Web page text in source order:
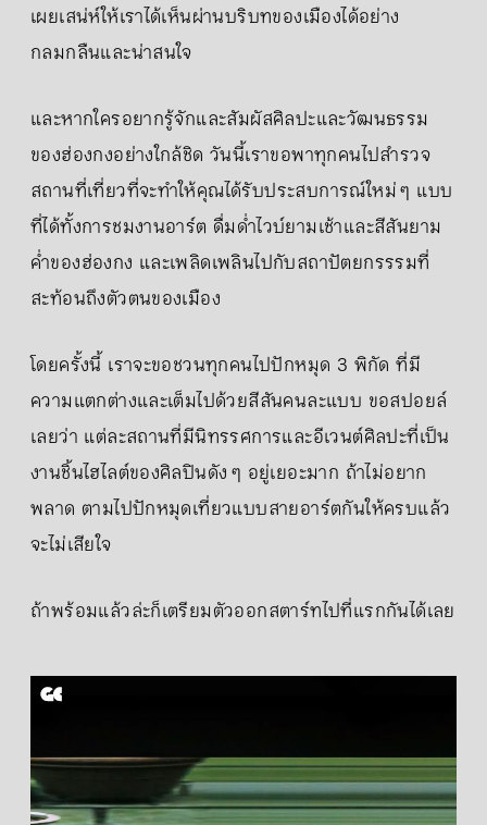
เผยเสน่ห์ให้เราได้เห็นผ่านบริบทของเมืองได้อย่าง
กลมกลืนและน่าสนใจ
และหากใครอยากรู้จักและสัมผัสศิลปะและวัฒนธรรม
ของฮ่องกงอย่างใกล้ชิด วันนี้เราขอพาทุกคนไปสำรวจ
สถานที่เที่ยวที่จะทำให้คุณได้รับประสบการณ์ใหม่ ๆ แบบ
ที่ได้ทั้งการชมงานอาร์ต ดื่มด่ำไวบ์ยามเช้าและสีสันยาม
ค่ำของฮ่องกง และเพลิดเพลินไปกับสถาปัตยกรรรมที่
สะท้อนถึงตัวตนของเมือง
โดยครั้งนี้ เราจะขอชวนทุกคนไปปักหมุด 3 พิกัด ที่มี
ความแตกต่างและเต็มไปด้วยสีสันคนละแบบ ขอสปอยล์
เลยว่า แต่ละสถานที่มีนิทรรศการและอีเวนต์ศิลปะที่เป็น
งานชิ้นไฮไลต์ของศิลปินดัง ๆ อยู่เยอะมาก ถ้าไม่อยาก
พลาด ตามไปปักหมุดเที่ยวแบบสายอาร์ตกันให้ครบแล้ว
จะไม่เสียใจ
ถ้าพร้อมแล้วล่ะก็เตรียมตัวออกสตาร์ทไปที่แรกกันได้เลย